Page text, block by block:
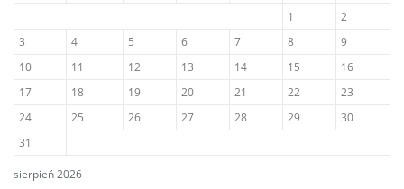
sierpień 2026
1
2
3
4 5 6 7 8
9
10
11 12 13 14 15
16
17
18 19 20 21 22
23
24
25 26 27 28 29
30
31